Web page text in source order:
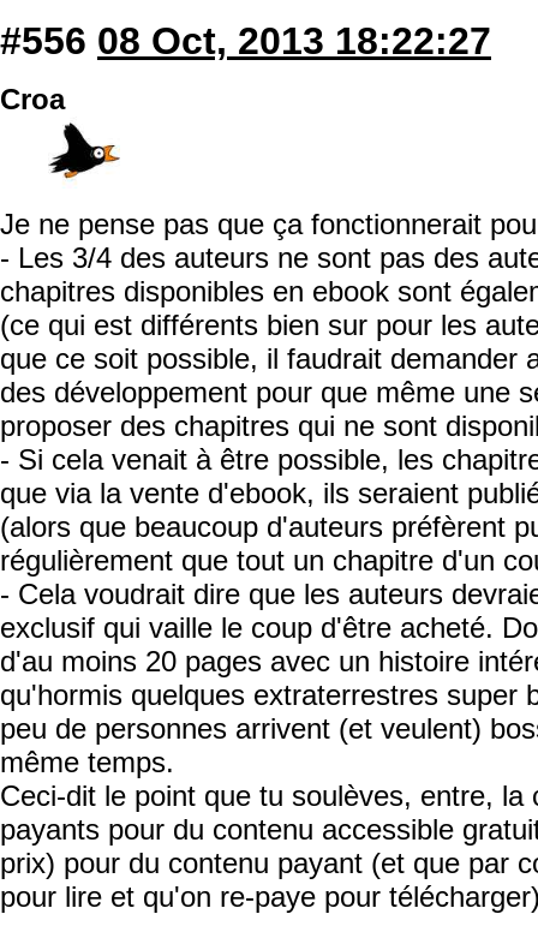
#556 08 Oct, 2013 18:22:27
Croa
Je ne pense pas que ça fonctionnerait
- Les 3/4 des auteurs ne sont pas des
chapitres disponibles en ebook sont
(ce qui est différents bien sur pour les
que ce soit possible, il faudrait demander
des développement pour que même une
proposer des chapitres qui ne sont
- Si cela venait à être possible, les
que via la vente d'ebook, ils seraient
(alors que beaucoup d'auteurs préfèrent
régulièrement que tout un chapitre d'un
- Cela voudrait dire que les auteurs
exclusif qui vaille le coup d'être acheté.
d'au moins 20 pages avec un histoire
qu'hormis quelques extraterrestres super
peu de personnes arrivent (et veulent)
même temps.
Ceci-dit le point que tu soulèves, entre,
payants pour du contenu accessible
prix) pour du contenu payant (et que par
pour lire et qu'on re-paye pour